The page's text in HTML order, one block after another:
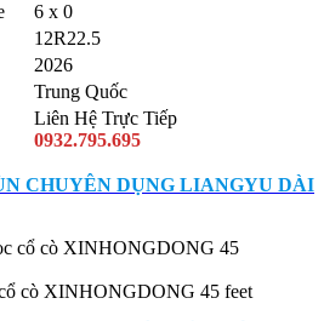
6 x 0
12R22.5
2026
Trung Quốc
Liên Hệ Trực Tiếp
0932.795.695
CHUYÊN DỤNG LIANGYU DÀI
cò XINHONGDONG 45 feet